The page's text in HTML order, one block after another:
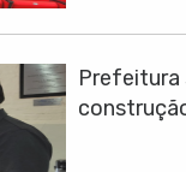
Prefeitura